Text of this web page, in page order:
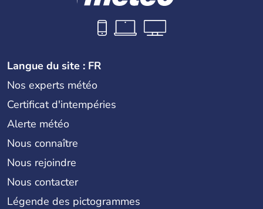
Langue du site : FR
Nos experts météo
Certificat d'intempéries
Alerte météo
Nous connaître
Nous rejoindre
Nous contacter
Légende des pictogrammes